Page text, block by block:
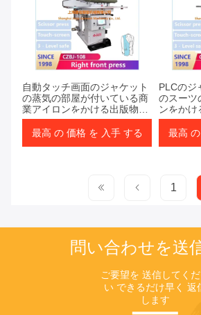
自動タッチ画面のジャケット
の蒸気の部屋が付いている商
業アイロンをかける出版物機
械
最高 の 価格 を 入手 する
PLCのジ
のスーツ
ンをかけ
洗濯の出
最高
1
問い合わせを送
ご要望を 送信してくだ
い できるだけ早く 返
します